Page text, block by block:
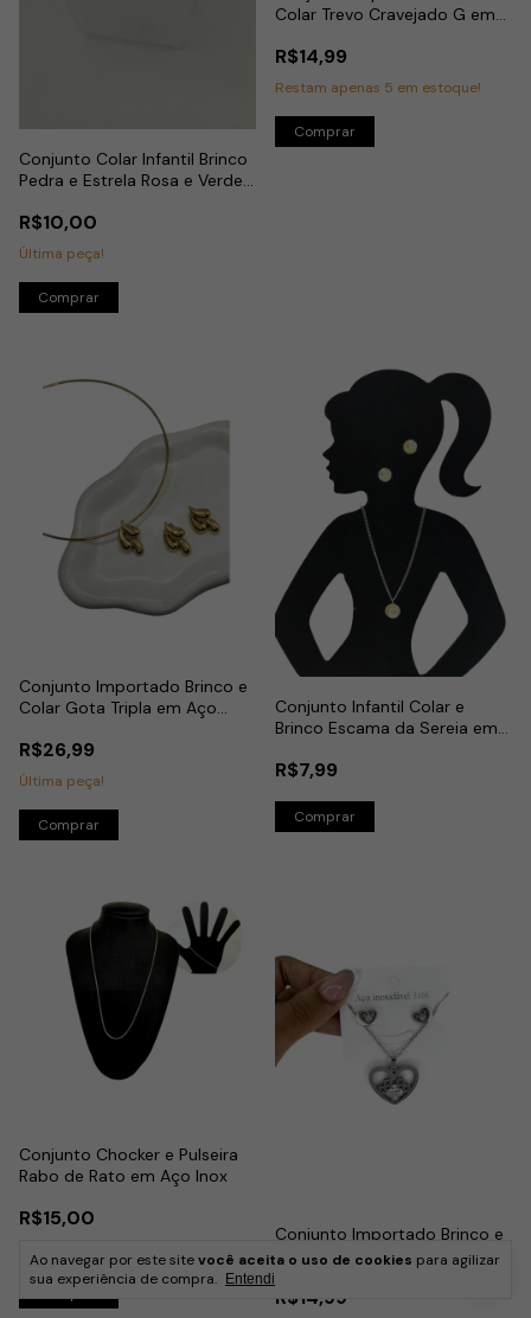
Ao navegar por este sitevocê aceita o uso de cookies para agilizar
sua experiência de compra.
Entendi
Conjunto Colar Infantil Brinco
Pedra e Estrela Rosa e Verde
R$10,00
Última peça!
Colar Trevo Cravejado G em
R$14,99
Restam apenas 5 em estoque!
Conjunto Importado Brinco e
Colar Gota Tripla em Aço
R$26,99
Última peça!
Conjunto Infantil Colar e
Brinco Escama da Sereia em
R$7,99
Conjunto Chocker e Pulseira
Rabo de Rato em Aço Inox
R$15,00
Conjunto Importado Brinco e
Colar Coração com Trevo
R$14,99